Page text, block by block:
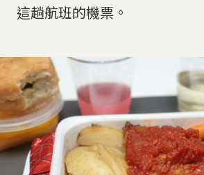
這趟航班的機票。